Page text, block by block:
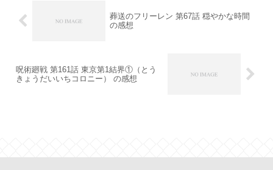
葬送のフリーレン 第67話 穏やかな時間
の感想
呪術廻戦 第161話 東京第1結界①（とう
きょうだいいちコロニー） の感想